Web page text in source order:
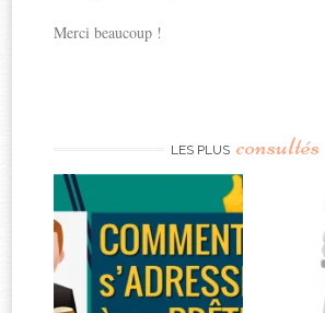
Merci beaucoup !
LES PLUS consultés